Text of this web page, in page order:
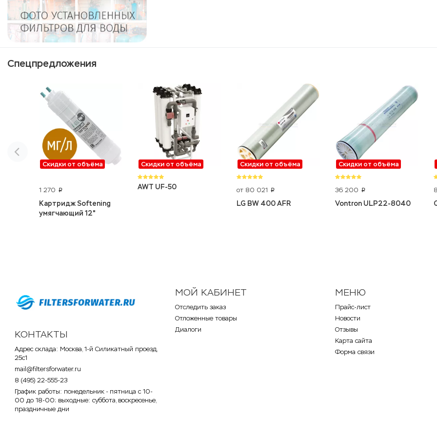
Спецпредложения
Скидки от объёма
1 270 p
Картридж Softening
умягчающий 12"
Скидки от объёма
AWT UF-50
Скидки от объёма
от 80 021 p
LG BW 400 AFR
Скидки от объёма
36 200 p
Vontron ULP22-8040
КОНТАКТЫ
Адрес склада: Москва, 1-й Силикатный проезд,
25с1
mail@filtersforwater.ru
8 (495) 22-555-23
График работы: понедельник - пятница с 10-
00 до 18-00; выходные: суббота, воскресенье,
праздничные дни
МОЙ КАБИНЕТ
Отследить заказ
Отложенные товары
Диалоги
МЕНЮ
Прайс-лист
Новости
Отзывы
Карта сайта
Форма связи